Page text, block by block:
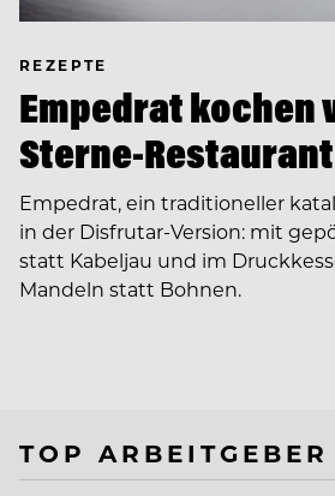
REZEPTE
Empedrat kochen
Sterne-
Empedrat, ein traditioneller
in der Disfrutar-Version: mit
statt Kabeljau und im
Mandeln statt Bohnen.
TOP ARBEITGEBER